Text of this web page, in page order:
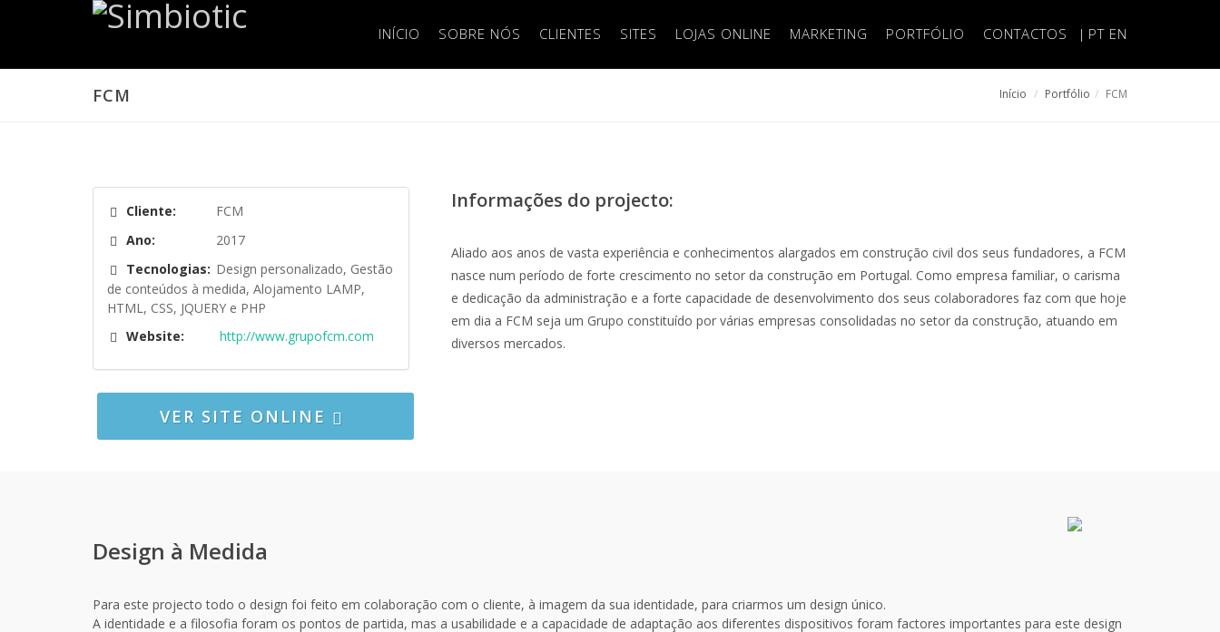
INÍCIO SOBRE NÓS CLIENTES SITES LOJAS ONLINE MARKETING PORTFÓLIO CONTACTOS | PT EN
FCM Início Portfólio FCM
Cliente:
FCM
Ano:
2017
Tecnologias: Design personalizado, Gestão
de conteúdos à medida, Alojamento LAMP,
HTML, CSS, JQUERY e PHP
Website:
http://www.grupofcm.com
VER SITE ONLINE
Informações do projecto:
Aliado aos anos de vasta experiência e conhecimentos alargados em construção civil dos seus fundadores, a FCM
nasce num período de forte crescimento no setor da construção em Portugal. Como empresa familiar, o carisma
e dedicação da administração e a forte capacidade de desenvolvimento dos seus colaboradores faz com que hoje
em dia a FCM seja um Grupo constituído por várias empresas consolidadas no setor da construção, atuando em
diversos mercados.
Design à Medida
Para este projecto todo o design foi feito em colaboração com o cliente, à imagem da sua identidade, para criarmos um design único.
A identidade e a filosofia foram os pontos de partida, mas a usabilidade e a capacidade de adaptação aos diferentes dispositivos foram factores importantes para este design